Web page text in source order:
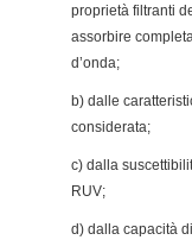
proprietà filtranti
assorbire
d’onda;
b) dalle
considerata;
c) dalla
RUV;
d) dalla capacità